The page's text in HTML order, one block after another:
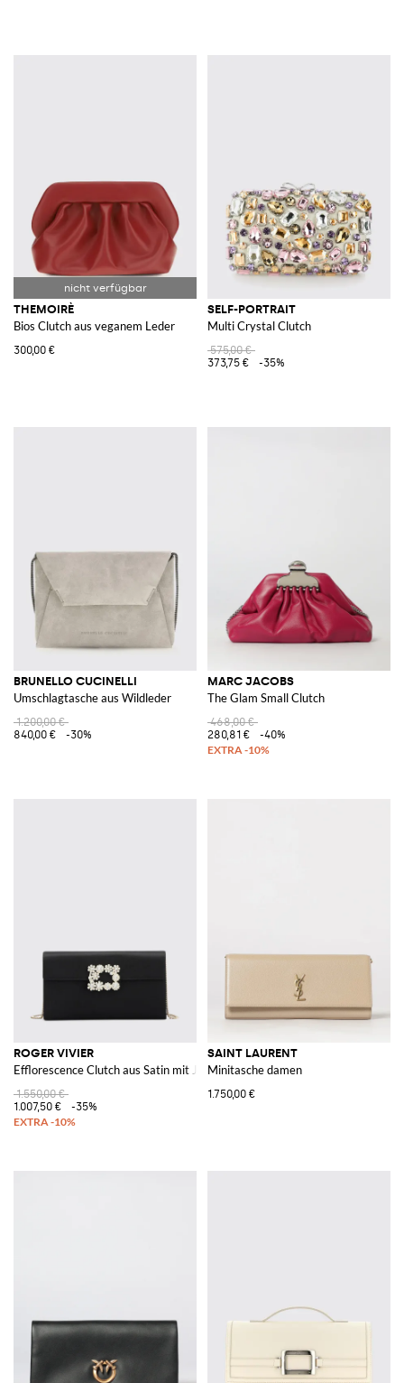
THEMOIRÈ
Bios Clutch aus veganem Leder
300,00 €
SELF-PORTRAIT
Multi Crystal Clutch
575,00 €
373,75 €
-35%
BRUNELLO CUCINELLI
Umschlagtasche aus Wildleder
1.200,00 €
840,00 €
-30%
MARC JACOBS
The Glam Small Clutch
468,00 €
280,81 €
-40%
ROGER VIVIER
Efflorescence Clutch aus Satin mit Juwelschnalle
1.550,00 €
1.007,50 €
-35%
SAINT LAURENT
Minitasche damen
1.750,00 €